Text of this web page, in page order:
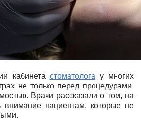
кабинета стоматолога у многих
не только перед процедурами,
Врачи рассказали о том, на
внимание пациентам, которые не